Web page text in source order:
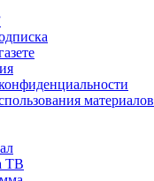
материалов
ТВ